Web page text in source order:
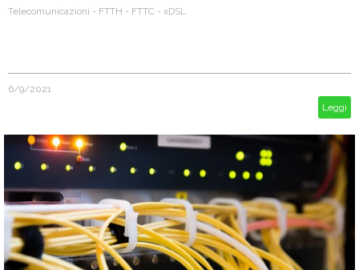
Telecomunicazioni - FTTH - FTTC - xDSL
6/9/2021
Leggi